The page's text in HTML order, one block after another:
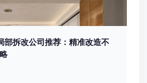
部拆改公司推荐：精准改造不